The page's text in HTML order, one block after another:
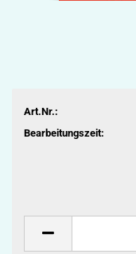
Art.Nr.:
Bearbeitungszeit: